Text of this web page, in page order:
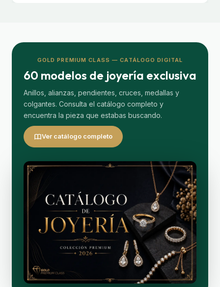
GOLD PREMIUM CLASS — CATÁLOGO DIGITAL
60 modelos de joyería exclusiva
Anillos, alianzas, pendientes, cruces, medallas y
colgantes. Consulta el catálogo completo y
encuentra la pieza que estabas buscando.
Ver catálogo completo